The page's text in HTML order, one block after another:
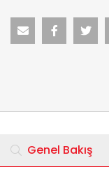
Genel Bakış